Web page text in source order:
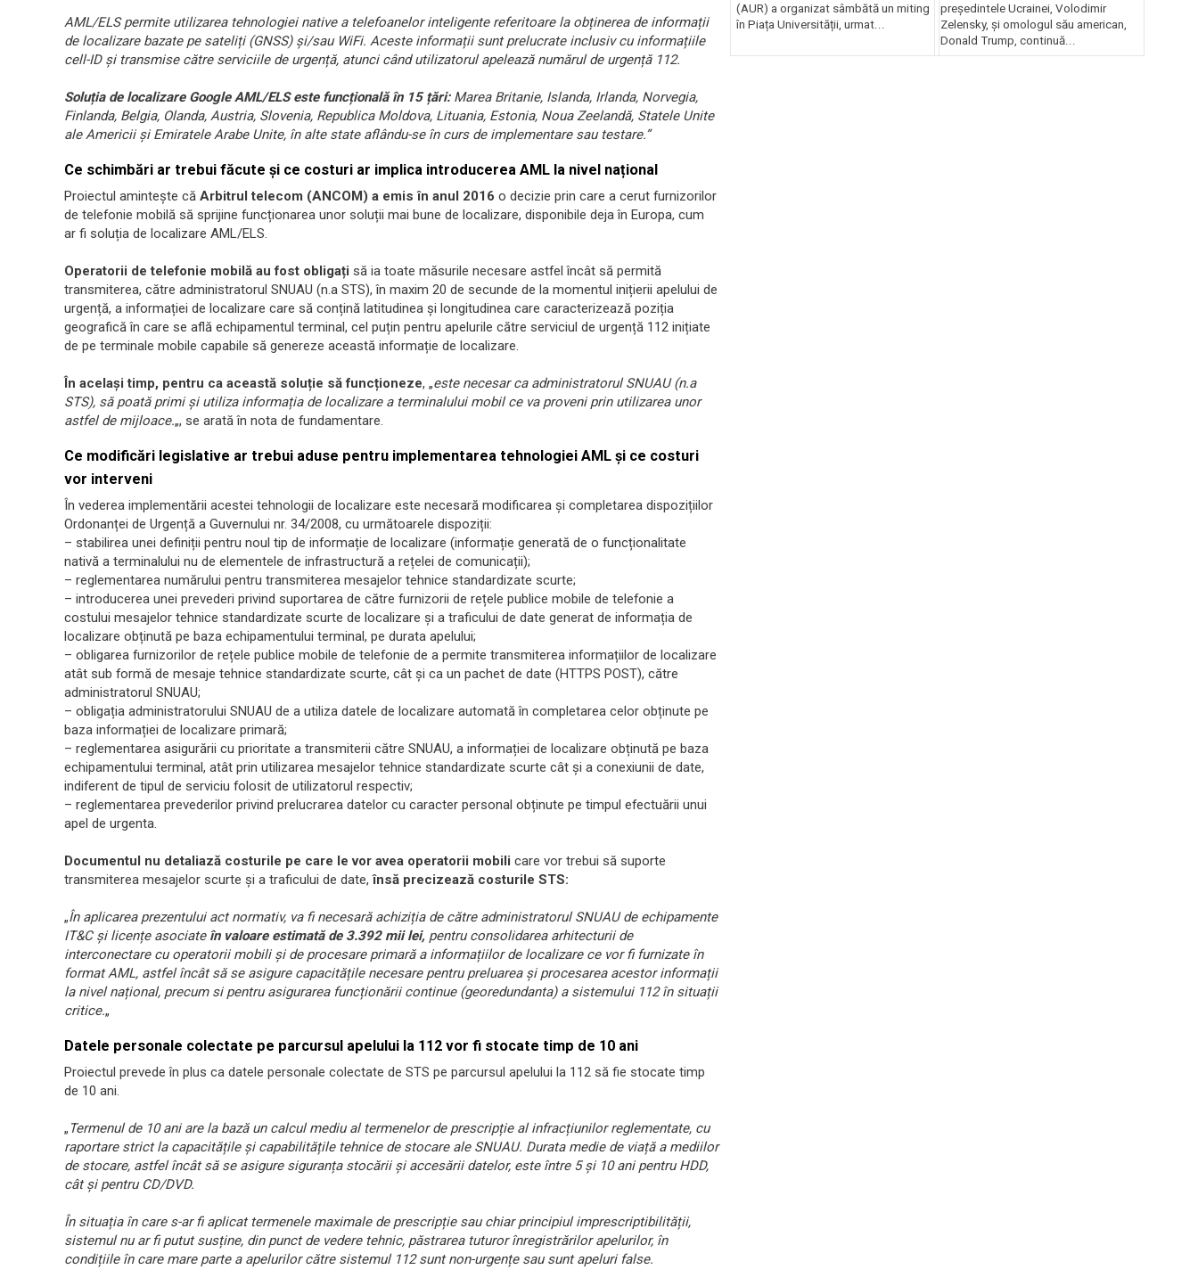
AML/ELS permite utilizarea tehnologiei native a telefoanelor inteligente referitoare la obținerea de informații
de localizare bazate pe sateliți (GNSS) și/sau WiFi. Aceste informații sunt prelucrate inclusiv cu informațiile
cell-ID și transmise către serviciile de urgență, atunci când utilizatorul apelează numărul de urgență 112.
Soluția de localizare Google AML/ELS este funcțională în 15 țări:Marea Britanie, Islanda, Irlanda, Norvegia,
Finlanda, Belgia, Olanda, Austria, Slovenia, Republica Moldova, Lituania, Estonia, Noua Zeelandă, Statele Unite
ale Americii și Emiratele Arabe Unite, în alte state aflându-se în curs de implementare sau testare.”
Ce schimbări ar trebui făcute și ce costuri ar implica introducerea AML la nivel național
Proiectul amintește că Arbitrul telecom (ANCOM) a emis în anul 2016 o decizie prin care a cerut furnizorilor
de telefonie mobilă să sprijine funcționarea unor soluții mai bune de localizare, disponibile deja în Europa, cum
ar fi soluția de localizare AML/ELS.
Operatorii de telefonie mobilă au fost obligați să ia toate măsurile necesare astfel încât să permită
transmiterea, către administratorul SNUAU (n.a STS), în maxim 20 de secunde de la momentul inițierii apelului de
urgență, a informației de localizare care să conțină latitudinea și longitudinea care caracterizează poziția
geografică în care se află echipamentul terminal, cel puțin pentru apelurile către serviciul de urgență 112 inițiate
de pe terminale mobile capabile să genereze această informație de localizare.
În același timp, pentru ca această soluție să funcționeze, „este necesar ca administratorul SNUAU (n.a
STS), să poată primi și utiliza informația de localizare a terminalului mobil ce va proveni prin utilizarea unor
astfel de mijloace.„, se arată în nota de fundamentare.
Ce modificări legislative ar trebui aduse pentru implementarea tehnologiei AML și ce costuri
vor interveni
În vederea implementării acestei tehnologii de localizare este necesară modificarea și completarea dispozițiilor
Ordonanței de Urgență a Guvernului nr. 34/2008, cu următoarele dispoziții:
– stabilirea unei definiții pentru noul tip de informație de localizare (informație generată de o funcționalitate
nativă a terminalului nu de elementele de infrastructură a rețelei de comunicații);
– reglementarea numărului pentru transmiterea mesajelor tehnice standardizate scurte;
– introducerea unei prevederi privind suportarea de către furnizorii de rețele publice mobile de telefonie a
costului mesajelor tehnice standardizate scurte de localizare și a traficului de date generat de informația de
localizare obținută pe baza echipamentului terminal, pe durata apelului;
– obligarea furnizorilor de rețele publice mobile de telefonie de a permite transmiterea informațiilor de localizare
atât sub formă de mesaje tehnice standardizate scurte, cât și ca un pachet de date (HTTPS POST), către
administratorul SNUAU;
– obligația administratorului SNUAU de a utiliza datele de localizare automată în completarea celor obținute pe
baza informației de localizare primară;
– reglementarea asigurării cu prioritate a transmiterii către SNUAU, a informației de localizare obținută pe baza
echipamentului terminal, atât prin utilizarea mesajelor tehnice standardizate scurte cât și a conexiunii de date,
indiferent de tipul de serviciu folosit de utilizatorul respectiv;
– reglementarea prevederilor privind prelucrarea datelor cu caracter personal obținute pe timpul efectuării unui
apel de urgenta.
Documentul nu detaliază costurile pe care le vor avea operatorii mobili care vor trebui să suporte
transmiterea mesajelor scurte și a traficului de date,însă precizează costurile STS:
„În aplicarea prezentului act normativ, va fi necesară achiziția de către administratorul SNUAU de echipamente
IT&C și licențe asociate în valoare estimată de 3.392 mii lei, pentru consolidarea arhitecturii de
interconectare cu operatorii mobili și de procesare primară a informațiilor de localizare ce vor fi furnizate în
format AML, astfel încât să se asigure capacitățile necesare pentru preluarea și procesarea acestor informații
la nivel național, precum si pentru asigurarea funcționării continue (georedundanta) a sistemului 112 în situații
critice.„
Datele personale colectate pe parcursul apelului la 112 vor fi stocate timp de 10 ani
Proiectul prevede în plus ca datele personale colectate de STS pe parcursul apelului la 112 să fie stocate timp
de 10 ani.
„ Termenul de 10 ani are la bază un calcul mediu al termenelor de prescripție al infracțiunilor reglementate, cu
raportare strict la capacitățile și capabilitățile tehnice de stocare ale SNUAU. Durata medie de viață a mediilor
de stocare, astfel încât să se asigure siguranța stocării și accesării datelor, este între 5 și 10 ani pentru HDD,
cât și pentru CD/DVD.
În situația în care s-ar fi aplicat termenele maximale de prescripție sau chiar principiul imprescriptibilității,
sistemul nu ar fi putut susține, din punct de vedere tehnic, păstrarea tuturor înregistrărilor apelurilor, în
condițiile în care mare parte a apelurilor către sistemul 112 sunt non-urgențe sau sunt apeluri false.
(AUR) a organizat sâmbătă un miting
în Piața Universității, urmat...
președintele Ucrainei, Volodimir
Zelensky, și omologul său american,
Donald Trump, continuă...